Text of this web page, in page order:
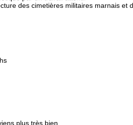
des cimetières militaires marnais et
plus très bien